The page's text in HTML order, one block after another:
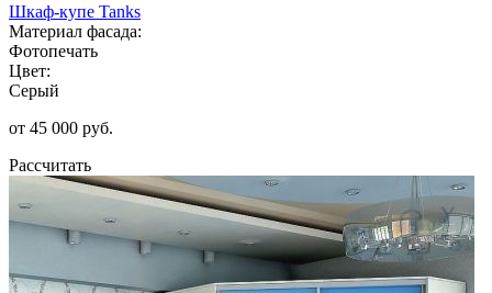
Шкаф-купе Tanks
Материал фасада:
Фотопечать
Цвет:
Серый
от 45 000 руб.
Рассчитать